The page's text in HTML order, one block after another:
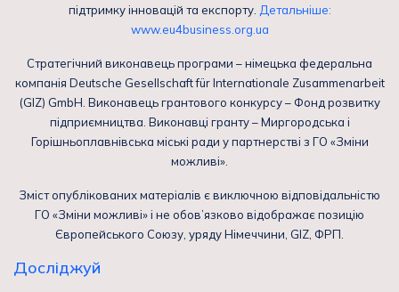
підтримку інновацій та експорту. Детальніше:
www.eu4business.org.ua
Стратегічний виконавець програми – німецька федеральна
компанія Deutsche Gesellschaft für Internationale Zusammenarbeit
(GIZ) GmbH. Виконавець грантового конкурсу – Фонд розвитку
підприємництва. Виконавці гранту – Миргородська і
Горішньоплавнівська міські ради у партнерстві з ГО «Зміни
можливі».
Зміст опублікованих матеріалів є виключною відповідальністю
ГО «Зміни можливі» і не обов’язково відображає позицію
Європейського Союзу, уряду Німеччини, GIZ, ФРП.
Досліджуй